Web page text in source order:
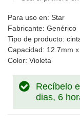
Para uso en: Star
Fabricante: Genérico
Tipo de producto:
Capacidad: 12.7mm
Color: Violeta
Recíbelo
dias, 6